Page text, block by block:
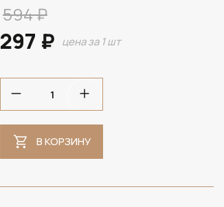
594 ₽
297 ₽ цена за 1 шт
В КОРЗИНУ